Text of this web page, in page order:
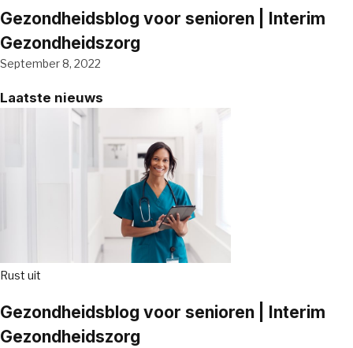
Gezondheidsblog voor senioren | Interim
Gezondheidszorg
September 8, 2022
Laatste nieuws
Rust uit
Gezondheidsblog voor senioren | Interim
Gezondheidszorg